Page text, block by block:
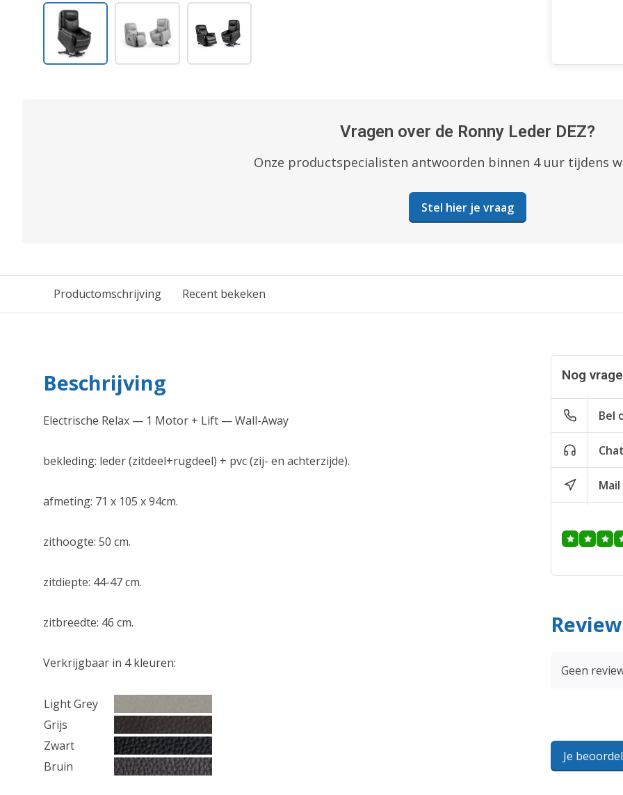
Vragen over de Ronny Leder DEZ?
Onze productspecialisten antwoorden binnen 4 uur tijdens
Stel hier je vraag
Productomschrijving Recent bekeken
Beschrijving
Electrische Relax — 1 Motor + Lift — Wall-Away
bekleding: leder (zitdeel+rugdeel) + pvc (zij- en achterzijde).
afmeting: 71 x 105 x 94cm.
zithoogte: 50 cm.
zitdiepte: 44-47 cm.
zitbreedte: 46 cm.
Verkrijgbaar in 4 kleuren:
Light Grey
Grijs
Zwart
Bruin
Nog
Bel
Geen
Je